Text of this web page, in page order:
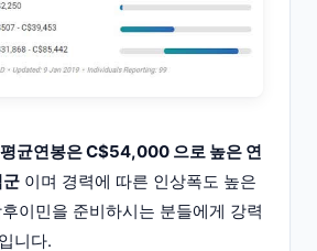
균연봉은 C$54,000 으로 높은 연
군 이며 경력에 따른 인상폭도 높은
이민을 준비하시는 분들에게 강력
니다.